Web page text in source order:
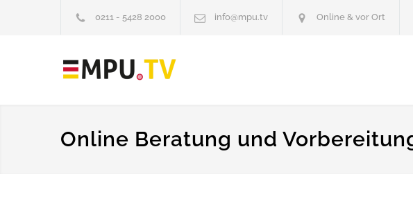
0211 - 5428 2000 info@mpu.tv Online & vor Ort
Online Beratung und